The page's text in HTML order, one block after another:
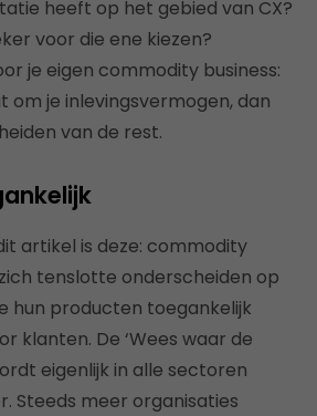
heeft op het gebied van CX?
voor die ene kiezen?
je eigen commodity business:
om je inlevingsvermogen, dan
van de rest.
artikel is deze: commodity
tenslotte onderscheiden op
hun producten toegankelijk
klanten. De ‘Wees waar de
eigenlijk in alle sectoren
Steeds meer organisaties